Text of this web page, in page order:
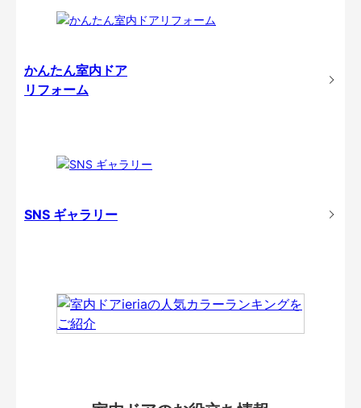
かんたん室内ドア
リフォーム
SNS ギャラリー